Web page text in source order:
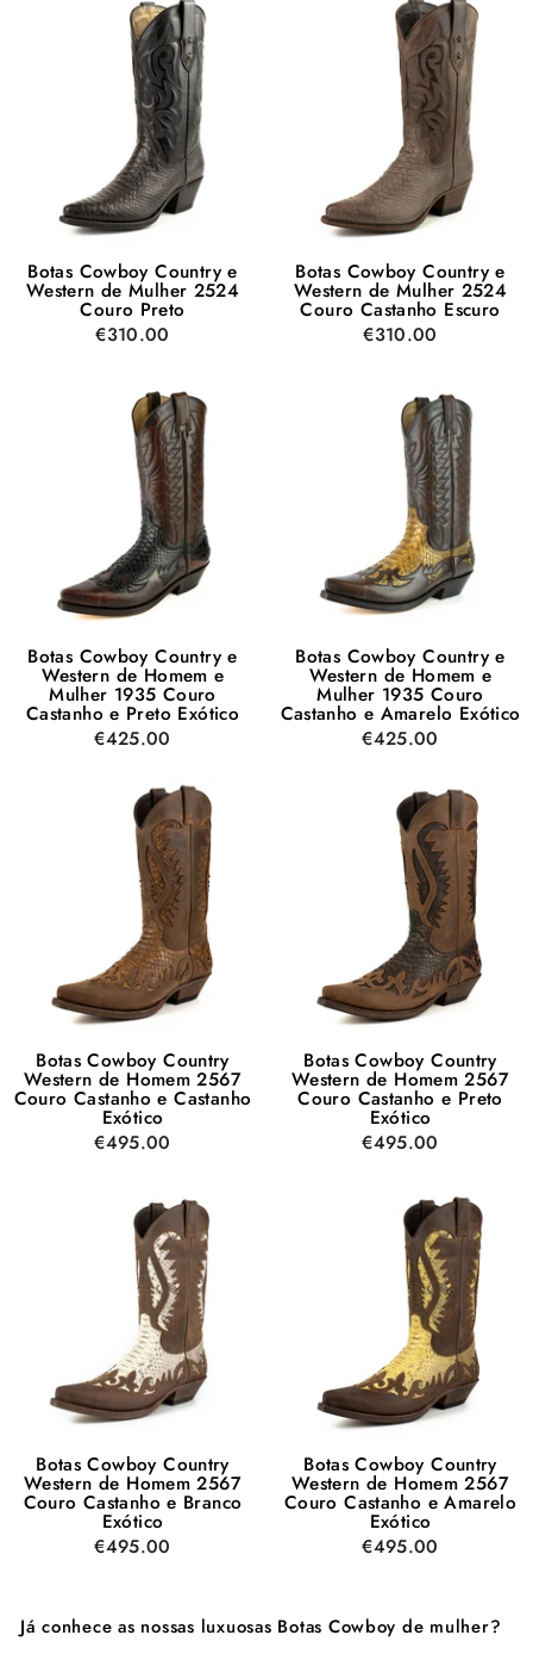
Botas Cowboy Country e
Western de Mulher 2524
Couro Preto
€310.00
Botas Cowboy Country e
Western de Mulher 2524
Couro Castanho Escuro
€310.00
Botas Cowboy Country e
Western de Homem e
Mulher 1935 Couro
Castanho e Preto Exótico
€425.00
Botas Cowboy Country e
Western de Homem e
Mulher 1935 Couro
Castanho e Amarelo Exótico
€425.00
Botas Cowboy Country
Western de Homem 2567
Couro Castanho e Castanho
Exótico
€495.00
Botas Cowboy Country
Western de Homem 2567
Couro Castanho e Preto
Exótico
€495.00
Botas Cowboy Country
Western de Homem 2567
Couro Castanho e Branco
Exótico
€495.00
Botas Cowboy Country
Western de Homem 2567
Couro Castanho e Amarelo
Exótico
€495.00
Já conhece as nossas luxuosas Botas Cowboy de mulher?